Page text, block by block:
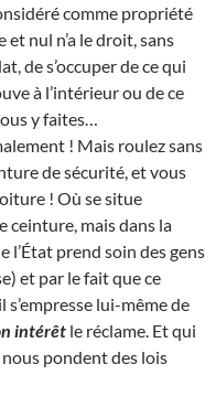
comme propriété
et nul n’a le droit, sans
de s’occuper de ce qui
à l’intérieur ou de ce
y faites…
! Mais roulez sans
de sécurité, et vous
! Où se situe
ceinture, mais dans la
l’État prend soin des gens
et par le fait que ce
s’empresse lui-même de
intérêt le réclame. Et qui
pondent des lois